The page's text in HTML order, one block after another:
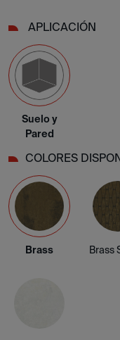
APLICACIÓN
Suelo y
Pared
COLORES
Brass Brass